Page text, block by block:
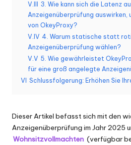
x
y
V.III
3. Wie kann sich die Latenz
Anzeigenüberprüfung auswirken,
von OkeyProxy?
V.IV 4. Warum statische statt
Anzeigenüberprüfung wählen?
V.V 5. Wie gewährleistet
für eine groß angelegte
VI Schlussfolgerung: Erhöhen Sie
Dieser Artikel befasst sich mit den
Anzeigenüberprüfung im Jahr 2025
Wohnsitzvollmachten (verfügbar